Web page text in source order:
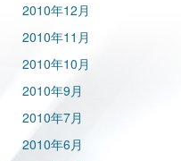
2010年12月
2010年11月
2010年10月
2010年9月
2010年7月
2010年6月